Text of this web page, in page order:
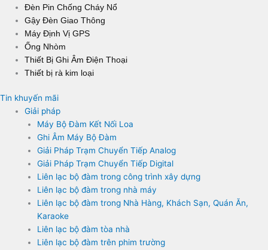
Đèn Pin Chống Cháy Nổ
Gậy Đèn Giao Thông
Máy Định Vị GPS
Ống Nhòm
Thiết Bị Ghi Âm Điện Thoại
Thiết bị rà kim loại
Tin khuyến mãi
Giải pháp
Máy Bộ Đàm Kết Nối Loa
Ghi Âm Máy Bộ Đàm
Giải Pháp Trạm Chuyển Tiếp Analog
Giải Pháp Trạm Chuyển Tiếp Digital
Liên lạc bộ đàm trong công trình xây dựng
Liên lạc bộ đàm trong nhà máy
Liên lạc bộ đàm trong Nhà Hàng, Khách Sạn, Quán Ăn,
Karaoke
Liên lạc bộ đàm tòa nhà
Liên lạc bộ đàm trên phim trường